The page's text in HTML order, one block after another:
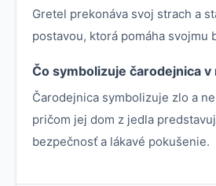
Gretel prekonáva svoj strach a
postavou, ktorá pomáha svojmu
Čo symbolizuje čarodejnica
Čarodejnica symbolizuje zlo a
pričom jej dom z jedla
bezpečnosť a lákavé pokušenie.